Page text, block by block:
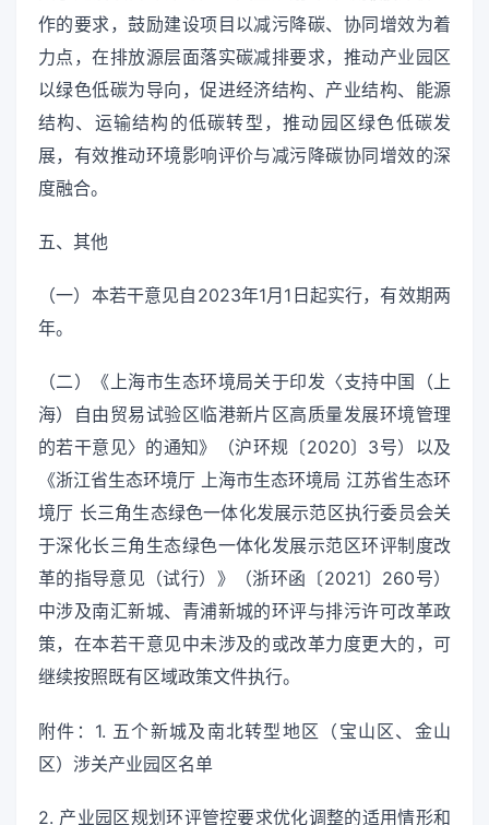
作的要求，鼓励建设项目以减污降碳、协同增效为着
力点，在排放源层面落实碳减排要求，推动产业园区
以绿色低碳为导向，促进经济结构、产业结构、能源
结构、运输结构的低碳转型，推动园区绿色低碳发
展，有效推动环境影响评价与减污降碳协同增效的深
度融合。
五、其他
（一）本若干意见自2023年1月1日起实行，有效期两
年。
（二）《上海市生态环境局关于印发〈支持中国（上
海）自由贸易试验区临港新片区高质量发展环境管理
的若干意见〉的通知》（沪环规〔2020〕3号）以及
《浙江省生态环境厅 上海市生态环境局 江苏省生态环
境厅 长三角生态绿色一体化发展示范区执行委员会关
于深化长三角生态绿色一体化发展示范区环评制度改
革的指导意见（试行）》（浙环函〔2021〕260号）
中涉及南汇新城、青浦新城的环评与排污许可改革政
策，在本若干意见中未涉及的或改革力度更大的，可
继续按照既有区域政策文件执行。
附件：1. 五个新城及南北转型地区（宝山区、金山
区）涉关产业园区名单
2. 产业园区规划环评管控要求优化调整的适用情形和